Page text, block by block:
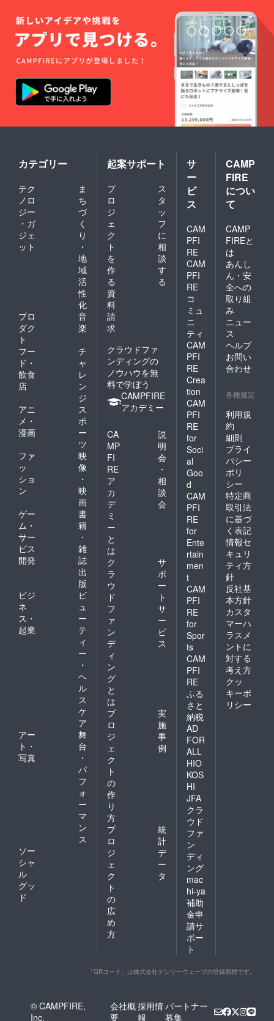
カテゴリー
テク
ノロ
ジー
・ガ
ジェ
ット
ま
ち
づ
く
り
・
地
域
活
性
化
プロ
ダク
ト
音
楽
フー
ド・
飲食
店
チ
ャ
レ
ン
ジ
アニ
メ・
漫画
ス
ポ
ー
ツ
ファ
ッ
ショ
ン
映
像
・
映
画
ゲー
ム・
サー
ビス
開発
書
籍
・
雑
誌
出
版
ビジ
ネ
ス・
起業
ビ
ュ
ー
テ
ィ
ー
・
ヘ
ル
ス
ケ
ア
アー
ト・
写真
舞
台
・
パ
フ
ォ
ー
マ
ン
ス
ソー
シャ
ル
グッ
ド
起案サポート
プ
ロ
ジ
ェ
ク
ト
を
作
る
ス
タ
ッ
フ
に
相
談
す
る
資
料
請
求
クラウドファ
ンディングの
ノウハウを無
料で学ぼう
CAMPFIRE
アカデミー
CA
MP
FI
RE
ア
カ
デ
ミ
ー
と
は
説
明
会
・
相
談
会
ク
ラ
ウ
ド
フ
ァ
ン
デ
ィ
ン
グ
と
は
サ
ポ
ー
ト
サ
ー
ビ
ス
プ
ロ
ジ
ェ
ク
ト
の
作
り
方
実
施
事
例
プ
ロ
ジ
ェ
ク
ト
の
広
め
方
統
計
デ
ー
タ
サ
ー
ビ
ス
CAM
PFI
RE
CAM
PFI
RE
コ
ミュ
ニ
ティ
CAM
PFI
RE
Crea
tion
CAM
PFI
RE
for
Soci
al
Goo
d
CAM
PFI
RE
for
Ente
rtain
men
t
CAM
PFI
RE
for
Spor
ts
CAM
PFI
RE
ふる
さと
納税
AD
FOR
ALL
HIO
KOS
HI
JFA
クラ
ウド
ファ
ン
ディ
ング
mac
hi-ya
補助
金申
請サ
ポー
ト
CAMP
FIRE
につい
て
CAMP
FIREと
は
あんし
ん・安
全への
取り組
み
ニュー
ス
ヘルプ
お問い
合わせ
各種規定
利用規
約
細則
プライ
バシー
ポリ
シー
特定商
取引法
に基づ
く表記
情報セ
キュリ
ティ方
針
反社基
本方針
カスタ
マーハ
ラスメ
ントに
対する
考え方
クッ
キーポ
リシー
「QRコード」は株式会社デンソーウェーブの登録商標です。
© CAMPFIRE,
Inc.
会社概
要
採用情
報
パートナー
募集